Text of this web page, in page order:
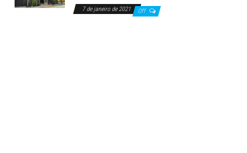
7 de janeiro de 2021 Off